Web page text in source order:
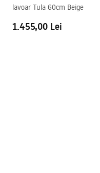
lavoar Tula 60cm Beige
1.455,00 Lei